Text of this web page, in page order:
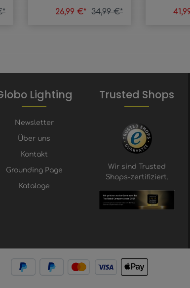
26,99 €* 34,99 €*
Lighting
Newsletter
Über uns
Kontakt
Grounding Page
Kataloge
Trusted Shops
Wir sind Trusted
Shops-zertifiziert.